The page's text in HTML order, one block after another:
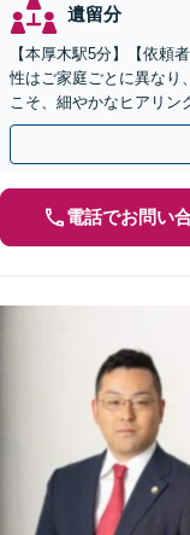
遺留分
【本厚木駅5分】【依頼
性はご家庭ごとに異なり
こそ、細やかなヒアリン
確にお示しします。ぜひ
電話でお問い